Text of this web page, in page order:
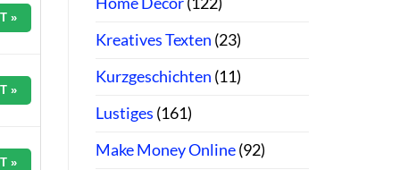
»
»
»
Kreatives Texten (23)
Kurzgeschichten (11)
Lustiges (161)
Make Money Online(92)